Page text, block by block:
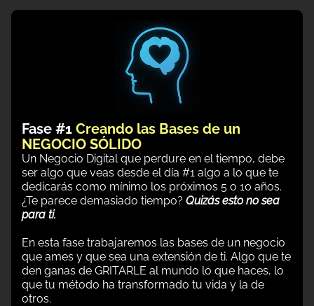
Fase #1 Creando las Bases de un
NEGOCIO SÓLIDO
Un Negocio Digital que perdure en el tiempo, debe
ser algo que veas desde el día #1 algo a lo que te
dedicarás como mínimo los próximos 5 o 10 años.
¿Te parece demasiado tiempo? Quizás esto no sea
para ti.
En esta fase trabajaremos las bases de un negocio
que ames y que sea una extensión de ti. Algo que te
den ganas de GRITARLE al mundo lo que haces, lo
que tu método ha transformado tu vida y la de
otros.